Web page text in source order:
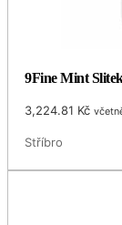
9Fine Mint
3,224.81 Kč
Stříbro